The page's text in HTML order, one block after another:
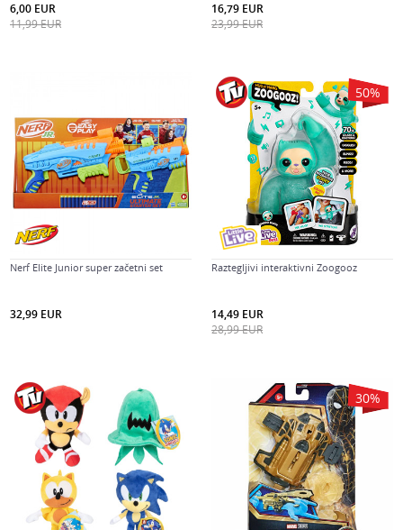
6,00 EUR
11,99EUR
16,79 EUR
23,99EUR
Nerf Elite Junior super začetni set
32,99 EUR
50%
Raztegljivi interaktivni Zoogooz
14,49 EUR
28,99EUR
30%